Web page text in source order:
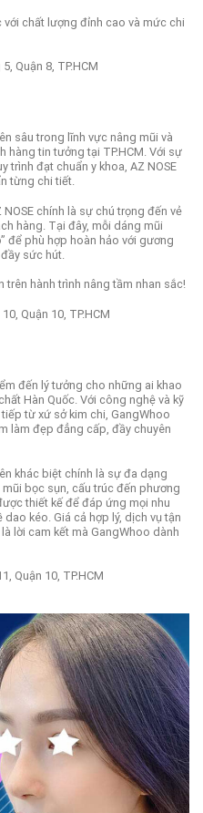
chất lượng đỉnh cao và mức chi
Quận 8, TP.HCM
sâu trong lĩnh vực nâng mũi và
hàng tin tưởng tại TP.HCM. Với sự
trình đạt chuẩn y khoa, AZ NOSE
từng chi tiết.
chính là sự chú trọng đến vẻ
hàng. Tại đây, mỗi dáng mũi
để phù hợp hoàn hảo với gương
sức hút.
trên hành trình nâng tầm nhan sắc!
Quận 10, TP.HCM
đến lý tưởng cho những ai khao
Hàn Quốc. Với công nghệ và kỹ
từ xứ sở kim chi, GangWhoo
làm đẹp đẳng cấp, đầy chuyên
khác biệt chính là sự đa dạng
bọc sụn, cấu trúc đến phương
thiết kế để đáp ứng mọi nhu
kéo. Giá cả hợp lý, dịch vụ tận
lời cam kết mà GangWhoo dành
Quận 10, TP.HCM